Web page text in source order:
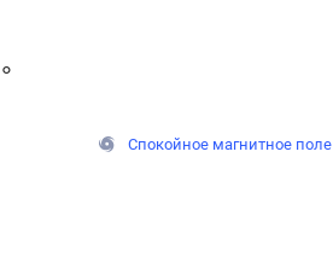
°
Спокойное магнитное поле